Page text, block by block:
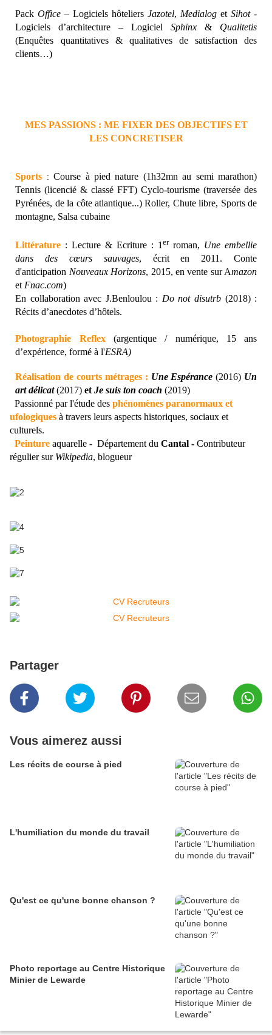
PackOffice – Logiciels hôteliersJazotel, Medialog etSihot-
Logiciels d’architecture – LogicielSphinx & Qualitetis
(Enquêtes quantitatives & qualitatives de satisfaction des
clients…)
MES PASSIONS : ME FIXER DES OBJECTIFS ET
LES CONCRETISER
Sports :Course à pied nature (1h32mn au semi marathon)
Tennis (licencié & classé FFT) Cyclo-tourisme (traversée des
Pyrénées, de la côte atlantique...) Roller, Chute libre, Sports de
montagne, Salsa cubaine
Littérature : Lecture & Ecriture : 1erroman, Une embellie
dans descœurs sauvages, écrit en 2011. Conte
d'anticipation Nouveaux Horizons, 2015, en vente sur Amazon
et Fnac.com)
En collaboration avec J.Benloulou : Do not disutrb (2018) :
Récits d’anecdotes d’hôtels.
Photographie Reflex
(argentique / numérique, 15 ans
d’expérience, formé à l'ESRA)
Réalisation de courts métrages : Une Espérance (2016) Un
art délicat (2017) etJe suis ton coach (2019)
Passionné par l'étude des phénomènes paranormaux et
ufologiques à travers leurs aspects historiques, sociaux et
culturels.
Peinture aquarelle - Département du Cantal - Contributeur
régulier sur Wikipedia, blogueur
Partager
Vous aimerez aussi
Les récits de course à pied
L'humiliation du monde du travail
Qu'est ce qu'une bonne chanson ?
Photo reportage au Centre Historique
Minier de Lewarde